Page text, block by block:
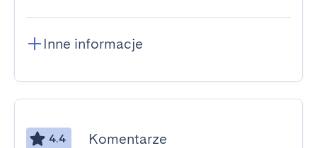
Inne informacje
4.4 Komentarze